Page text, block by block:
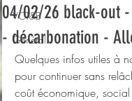
VCT&B
Général
04/02/26 black-out
- décarbonation -
Quelques infos utiles à
pour continuer sans
coût économique,